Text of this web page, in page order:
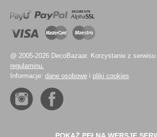
@ 2005-2026 DecoBazaar. Korzystanie z
regulaminu.
Informacje: dane osobowe i pliki cookies